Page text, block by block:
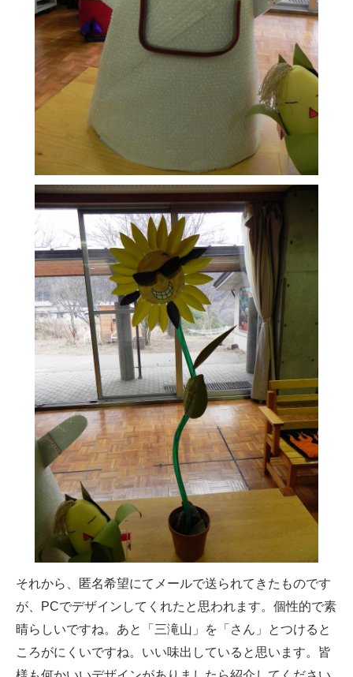
それから、匿名希望にてメールで送られてきたものです
が、PCでデザインしてくれたと思われます。個性的で素
晴らしいですね。あと「三滝山」を「さん」とつけると
ころがにくいですね。いい味出していると思います。皆